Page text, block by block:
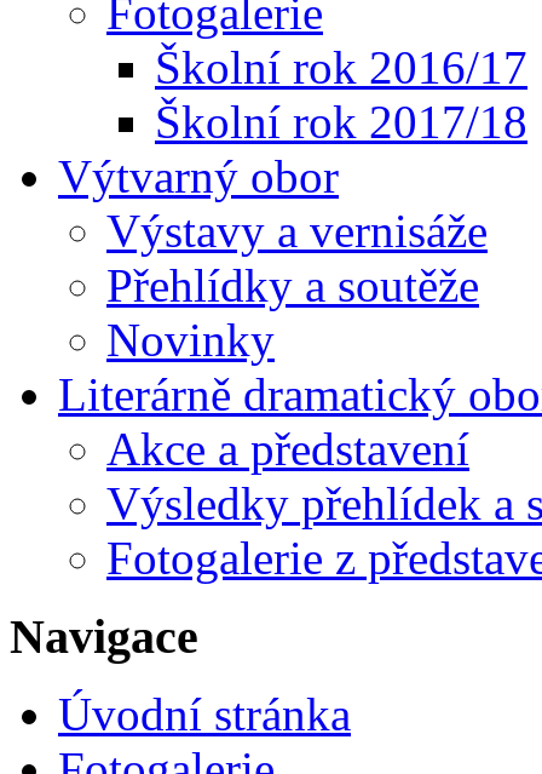
Fotogalerie
Školní rok 2016/17
Školní rok 2017/18
Výtvarný obor
Výstavy a vernisáže
Přehlídky a soutěže
Novinky
Literárně dramatický
Akce a představení
Výsledky přehlídek a
Fotogalerie z
Navigace
Úvodní stránka